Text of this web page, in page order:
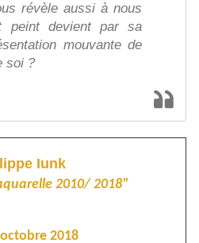
révèle aussi à nous
peint devient par sa
mouvante de
soi ?
Iunk
2010/ 2018"
2018